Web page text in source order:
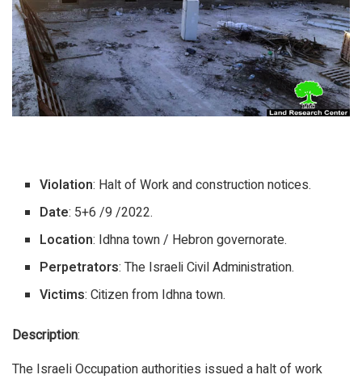
Violation: Halt of Work and construction notices.
Date: 5+6 /9 /2022.
Location: Idhna town / Hebron governorate.
Perpetrators: The Israeli Civil Administration.
Victims: Citizen from Idhna town.
Description:
The Israeli Occupation authorities issued a halt of work